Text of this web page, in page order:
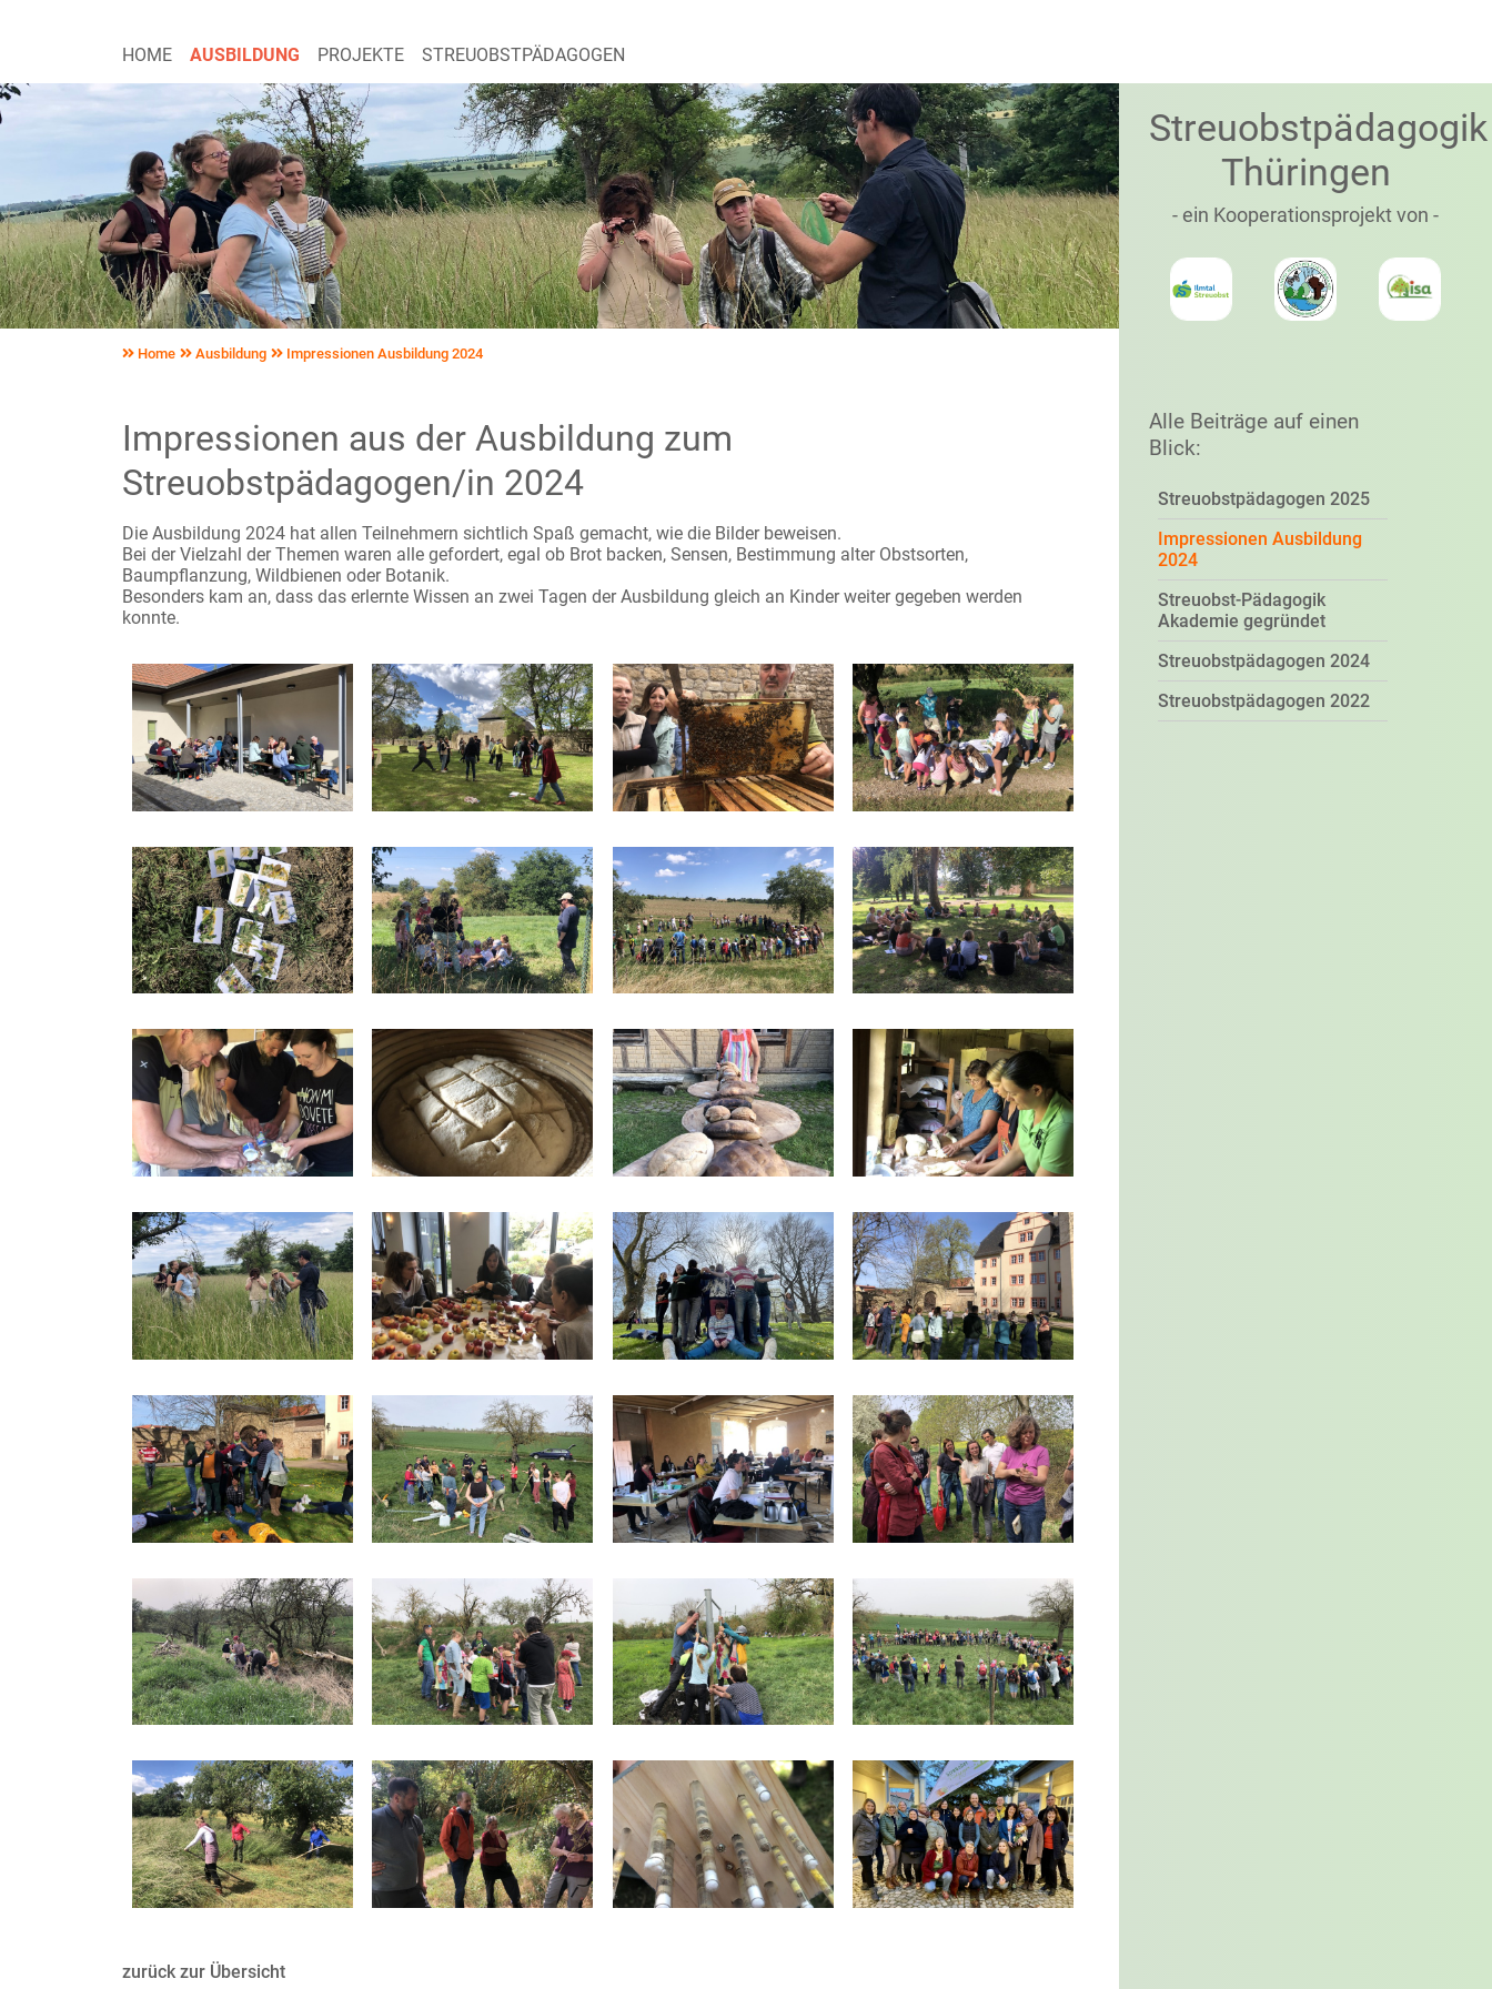
HOME AUSBILDUNG PROJEKTE STREUOBSTPÄDAGOGEN
Streuobstpädagogik
Thüringen
- ein Kooperationsprojekt von -
Home Ausbildung Impressionen Ausbildung 2024
Impressionen aus der Ausbildung zum
Streuobstpädagogen/in 2024
Die Ausbildung 2024 hat allen Teilnehmern sichtlich Spaß gemacht, wie die Bilder beweisen.
Bei der Vielzahl der Themen waren alle gefordert, egal ob Brot backen, Sensen, Bestimmung alter Obstsorten,
Baumpflanzung, Wildbienen oder Botanik.
Besonders kam an, dass das erlernte Wissen an zwei Tagen der Ausbildung gleich an Kinder weiter gegeben werden
konnte.
zurück zur Übersicht
Alle Beiträge auf einen
Blick:
Streuobstpädagogen 2025
Impressionen Ausbildung
2024
Streuobst-Pädagogik
Akademie gegründet
Streuobstpädagogen 2024
Streuobstpädagogen 2022